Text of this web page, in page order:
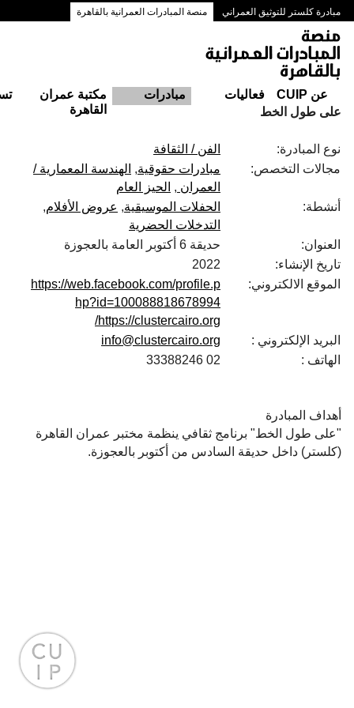
مبادرة كلستر للتوثيق العمراني منصة المبادرات العمرانية بالقاهرة
ممرات وسط البلد بالقاهرة
عن CUIP فعاليات مبادرات
مكتبة عمران
القاهرة
على طول الخط
نوع المبادرة:
الفن / الثقافة
مجالات التخصص:
مبادرات حقوقية
الهندسة المعمارية /
العمران
الحيز العام
أنشطة:
الحفلات الموسيقية
عروض الأفلام
التدخلات الحضرية
العنوان:
حديقة 6 أكتوبر العامة بالعجوزة
تاريخ الإنشاء:
2022
الموقع الالكتروني:
https://web.facebook.com/profile.p
hp?id=100088818678994
https://clustercairo.org/
البريد الإلكتروني :
info@clustercairo.org
الهاتف :
02 33388246
أهداف المبادرة
"على طول الخط" برنامج ثقافي ينظمة مختبر عمران القاهرة
(كلستر) داخل حديقة السادس من أكتوبر بالعجوزة.